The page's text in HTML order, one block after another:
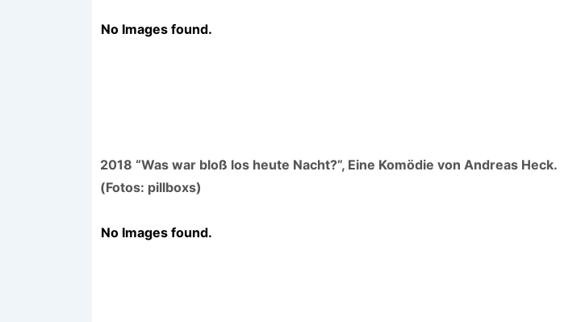
No Images found.
2018 “Was war bloß los heute Nacht?”, Eine Komödie von Andreas Heck.
(Fotos: pillboxs)
No Images found.